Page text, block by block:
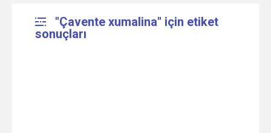
"Çavente xumalina" için etiket
sonuçları